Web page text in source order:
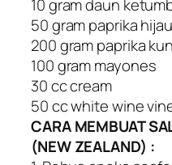
10 gram daun
50 gram paprika hijau
200 gram paprika
100 gram mayones
30 cc cream
50 cc white wine
CARA MEMBUAT
(NEW ZEALAND) :